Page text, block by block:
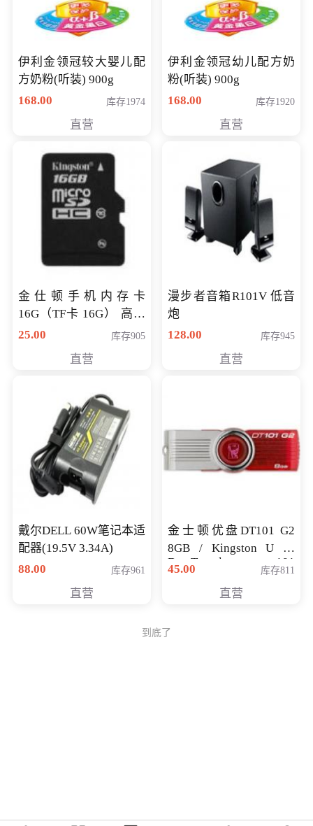
伊利金领冠较大婴儿配
方奶粉(听装) 900g
168.00
库存1974
直营
伊利金领冠幼儿配方奶
粉(听装) 900g
168.00
库存1920
直营
金仕顿手机内存卡
16G（TF卡 16G） 高速
卡 CLASS 10
25.00 库存905
直营
漫步者音箱R101V 低音
炮
128.00
库存945
直营
戴尔DELL 60W笔记本适
配器(19.5V 3.34A)
88.00
库存961
直营
金士顿优盘DT101 G2
8GB / Kingston U 盘
DataTraveler 101
Generati
45.00 库存811
直营
到底了